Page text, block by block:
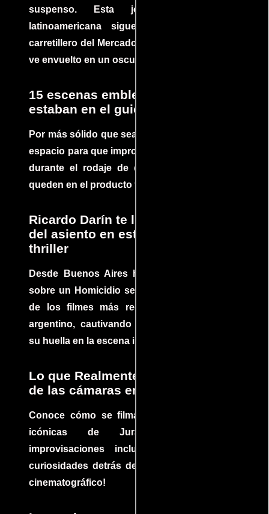
suspenso. Esta joya cinematográfica
latinoamericana sigue la historia de un
carretillero del Mercado 4 de Asunción que se
ve envuelto en un oscuro mundo de crimen
15 escenas emblemáticas que no
estaban en el guion
Por más sólido que sea un guión siempre hay
espacio para que improvisaciones que se dan
durante el rodaje de determinadas escenas
queden en el producto final.
Ricardo Darín te llevará al borde
del asiento en este increíble
thriller
Desde Buenos Aires hasta el mundo, Tesis
sobre un Homicidio se ha convertido en uno
de los filmes más recomendados del cine
argentino, cautivando audiencias y dejando
su huella en la escena internacional.
Lo que Realmente Sucedió detrás
de las cámaras en Jurassic Park
Conoce cómo se filmaron algunas escenas
icónicas de Jurassic Park, con
improvisaciones incluidas. ¡Descubre las
curiosidades detrás del rodaje de un clásico
cinematográfico!